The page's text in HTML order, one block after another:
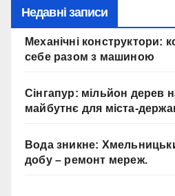
Недавні записи
Механічні конструктори:
себе разом з машиною
Сінгапур: мільйон дерев
майбутнє для міста-
Вода зникне:
добу – ремонт мереж.